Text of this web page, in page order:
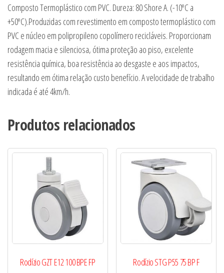
Composto Termoplástico com PVC. Dureza: 80 Shore A. (-10ºC a
+50ºC).Produzidas com revestimento em composto termoplástico com
PVC e núcleo em polipropileno copolímero recicláveis. Proporcionam
rodagem macia e silenciosa, ótima proteção ao piso, excelente
resistência química, boa resistência ao desgaste e aos impactos,
resultando em ótima relação custo benefício. A velocidade de trabalho
indicada é até 4km/h.
Produtos relacionados
Rodízio GZT E12 100 BPE FP Rodízio STG P55 75 BP F